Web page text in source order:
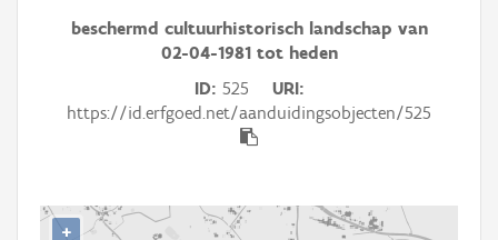
Aanduidingsobject
Persoon of collectief
beschermd cultuurhistorisch landschap van
02-04-1981tot heden
ID 525
URI
https://id.erfgoed.net/aanduidingsobjecten/525
+